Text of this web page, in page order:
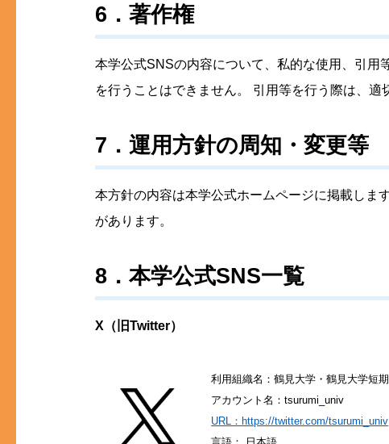
6．著作権
本学公式SNSの内容について、私的な使用、引用
を行うことはできません。 引用等を行う際は、適
7．運用方針の周知・変更等
本方針の内容は本学公式ホームページに掲載しま
があります。
8．本学公式SNS一覧
X（旧Twitter）
利用組織名：鶴見大学・鶴見大学短期
アカウント名：tsurumi_univ
URL：https://twitter.com/tsurumi_univ